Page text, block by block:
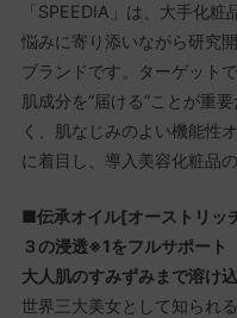
「SPEEDIA」は、大手化
悩みに寄り添いながら研究
ブランドです。ターゲット
肌成分を”届ける”ことが重
く、肌なじみのよい機能性
に着目し、導入美容化粧品
■伝承オイル[オーストリ
３の浸透※1をフルサポート
大人肌のすみずみまで溶け
世界三大美女として知られ